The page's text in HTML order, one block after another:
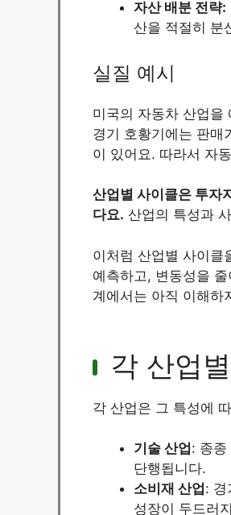
자산 배분 전략:
산을 적절히 분
실질 예시
미국의 자동차 산업을
경기 호황기에는 판매
이 있어요. 따라서 자
산업별 사이클은 투자
다요. 산업의 특성과
이처럼 산업별 사이클
예측하고, 변동성을
계에서는 아직 이해하
각 산업
각 산업은 그 특성에
기술 산업 : 종종
단행됩니다.
소비재 산업 : 경
성장이 두드러